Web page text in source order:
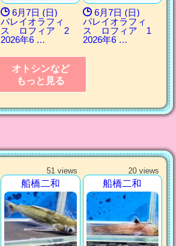
6月7日 (日)
パレイオラフィ
ス ロフィア 2
2026年6 …
6月7日 (日)
パレイオラフィ
ス ロフィア 1
2026年6 …
オトシンなど
もっと見る
51 views
船橋二和
20 views
船橋二和